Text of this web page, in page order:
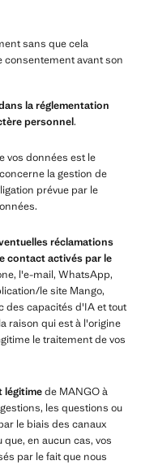
sans que cela
consentement avant son
la réglementation
personnel.
vos données est le
la gestion de
prévue par le
réclamations
contact activés par le
l'e-mail, WhatsApp,
le site Mango,
des capacités d'IA et tout
raison qui est à l'origine
le traitement de vos
légitimede MANGO à
les questions ou
le biais des canaux
en aucun cas, vos
par le fait que nous